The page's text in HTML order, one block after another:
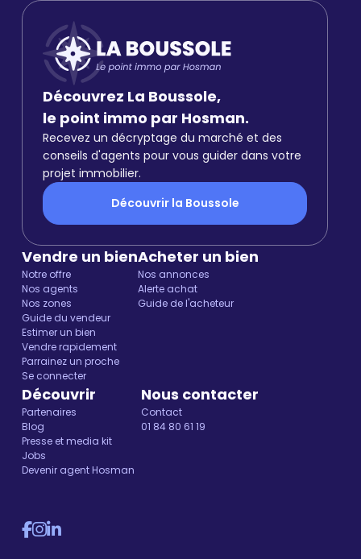
Découvrez La Boussole,
le point immo par Hosman.
Recevez un décryptage du marché et des
conseils d'agents pour vous guider dans votre
projet immobilier.
Découvrir la Boussole
Vendre un bien
Notre offre
Nos agents
Nos zones
Guide du vendeur
Estimer un bien
Vendre rapidement
Parrainez un proche
Se connecter
Acheter un bien
Nos annonces
Alerte achat
Guide de l'acheteur
Découvrir
Partenaires
Blog
Presse et media kit
Jobs
Devenir agent Hosman
Nous contacter
Contact
01 84 80 61 19